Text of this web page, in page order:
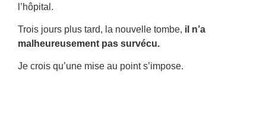
l’hôpital.
Trois jours plus tard, la nouvelle tombe, il n’a
malheureusement pas survécu.
Je crois qu’une mise au point s’impose.